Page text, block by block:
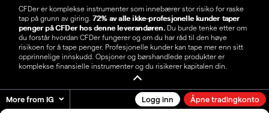
CFDer er komplekse instrumenter som innebærer stor risiko for raske
tap på grunn av giring. 72% av alle ikke-profesjonelle kunder taper
penger på CFDer hos denne leverandøren.Du burde tenke etter om
du forstår hvordan CFDer fungerer og om du har råd til den høye
risikoen for å tape penger. Profesjonelle kunder kan tape mer enn sitt
opprinnelige innskudd. Opsjoner og børshandlede produkter er
komplekse finansielle instrumenter og du risikerer kapitalen din.
More from IG Logg inn Åpne tradingkonto